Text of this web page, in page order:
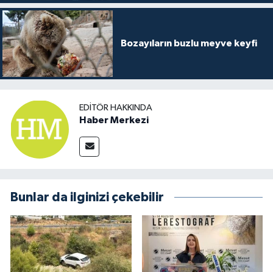
Bozayıların buzlu meyve keyfi
EDITÖR HAKKINDA
Haber Merkezi
Bunlar da ilginizi çekebilir